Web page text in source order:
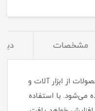
مشخصات
از ابزار آلات و
می‌شود. با استفاده